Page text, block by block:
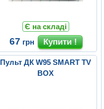
Є на складі
67 грн
Пульт ДК W95 SMART TV
BOX